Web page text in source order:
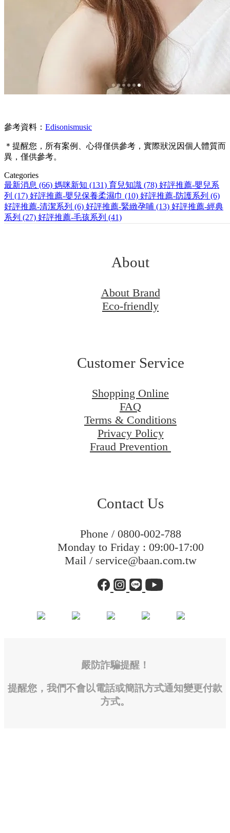
參考資料： Edisonismusic
＊提醒您，所有案例、心得僅供參考，實際狀況因個人體質而
異，僅供參考。
Categories
最新消息 (66) 媽咪新知 (131) 育兒知識 (78) 好評推薦-嬰兒系
列 (17) 好評推薦-嬰兒保養柔濕巾 (10) 好評推薦-防護系列 (6)
好評推薦-清潔系列 (6) 好評推薦-緊緻孕哺 (13) 好評推薦-經典
系列 (27) 好評推薦-毛孩系列 (41)
About
About Brand
Eco-friendly
Customer Service
Shopping Online
FAQ
Terms & Conditions
Privacy Policy
Fraud Prevention
Contact Us
Phone / 0800-002-788
Monday to Friday : 09:00-17:00
Mail / service@baan.com.tw
嚴防詐騙提醒！
提醒您，我們不會以電話或簡訊方式通知變更付款
方式。